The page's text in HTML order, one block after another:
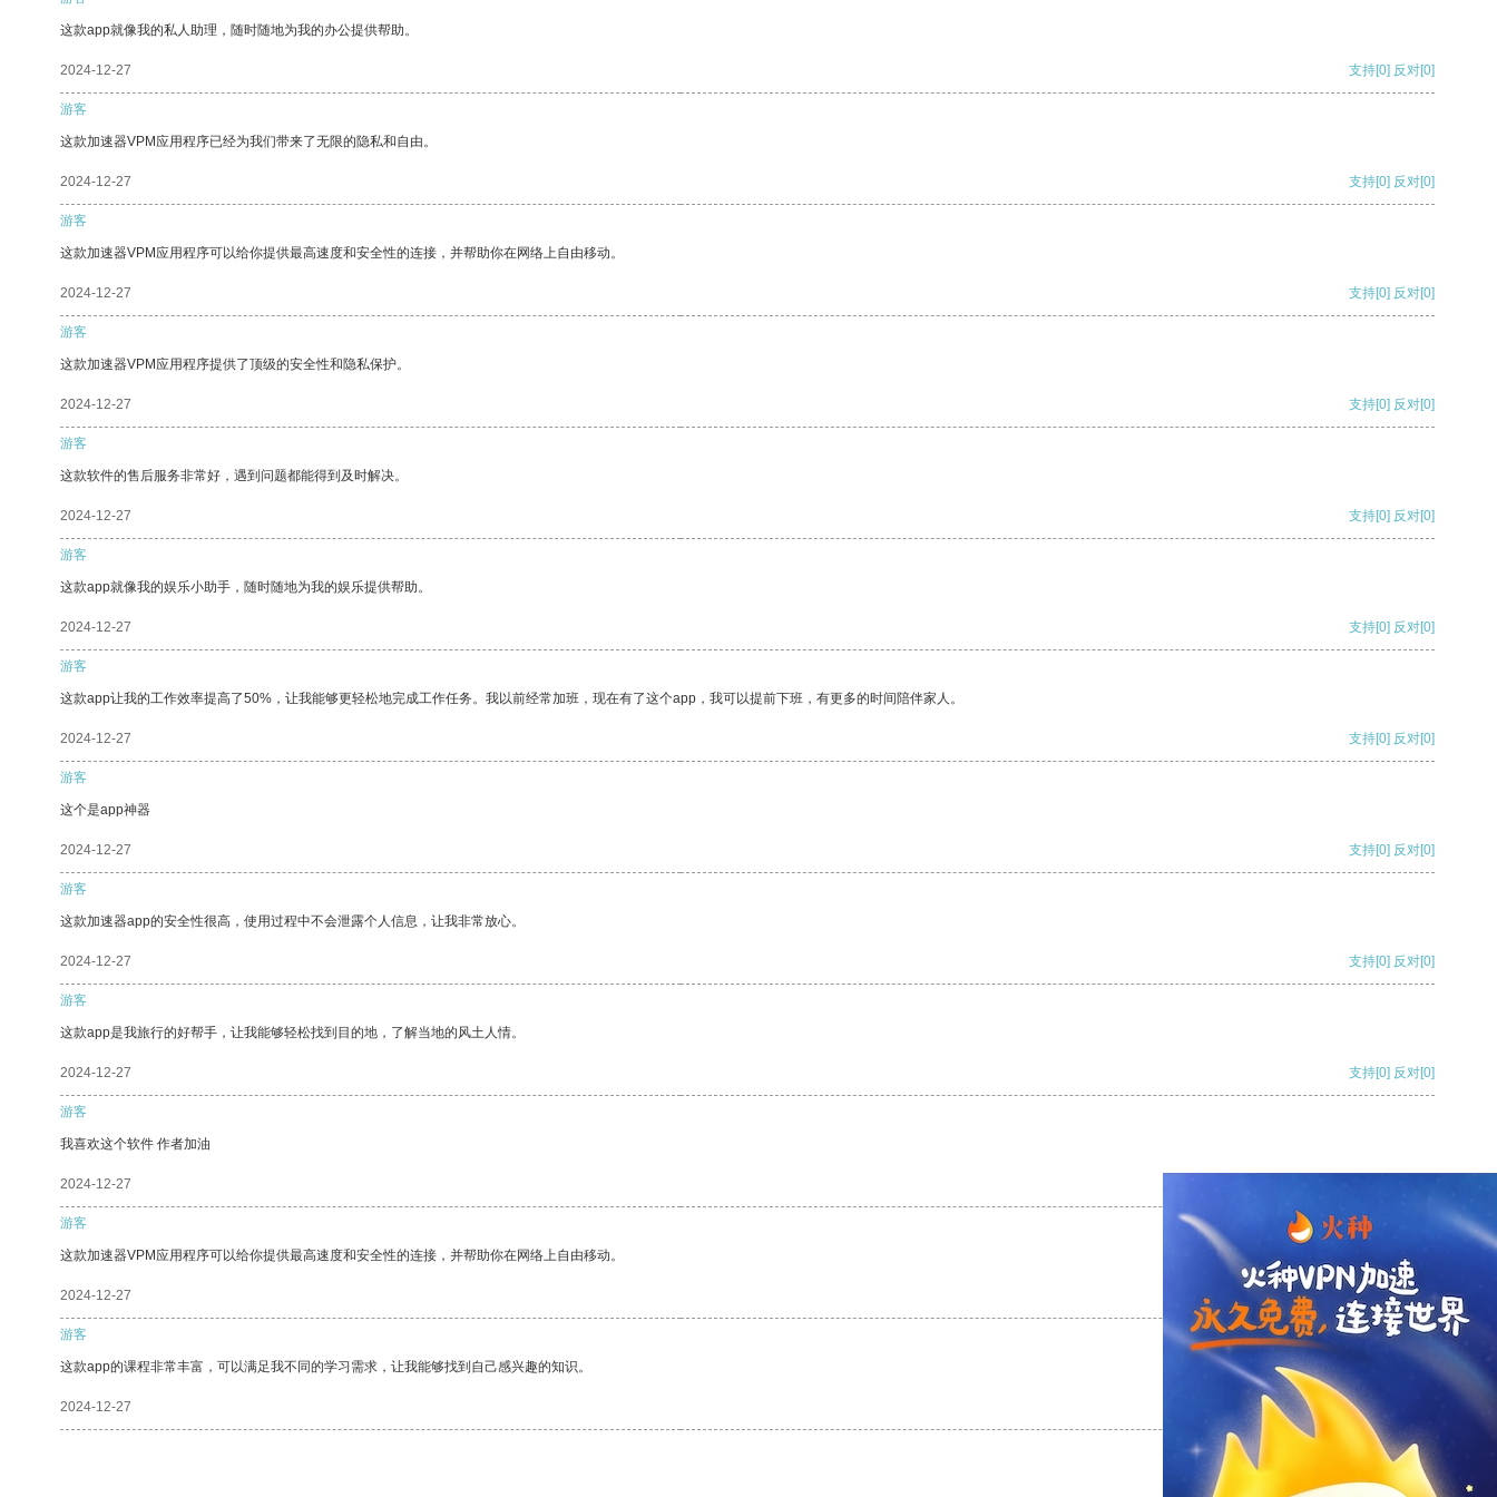
这款app就像我的私人助理，随时随地为我的办公提供帮助。
2024-12-27 支持[0] 反对[0]
游客
这款加速器VPM应用程序已经为我们带来了无限的隐私和自由。
2024-12-27 支持[0] 反对[0]
游客
这款加速器VPM应用程序可以给你提供最高速度和安全性的连接，并帮助你在网络上自由移动。
2024-12-27 支持[0] 反对[0]
游客
这款加速器VPM应用程序提供了顶级的安全性和隐私保护。
2024-12-27 支持[0] 反对[0]
游客
这款软件的售后服务非常好，遇到问题都能得到及时解决。
2024-12-27 支持[0] 反对[0]
游客
这款app就像我的娱乐小助手，随时随地为我的娱乐提供帮助。
2024-12-27 支持[0] 反对[0]
游客
这款app让我的工作效率提高了50%，让我能够更轻松地完成工作任务。我以前经常加班，现在有了这个app，我可以提前下班，有更多的时间陪伴家人。
2024-12-27 支持[0] 反对[0]
游客
这个是app神器
2024-12-27 支持[0] 反对[0]
游客
这款加速器app的安全性很高，使用过程中不会泄露个人信息，让我非常放心。
2024-12-27 支持[0] 反对[0]
游客
这款app是我旅行的好帮手，让我能够轻松找到目的地，了解当地的风土人情。
2024-12-27 支持[0] 反对[0]
游客
我喜欢这个软件 作者加油
2024-12-27
游客
这款加速器VPM应用程序可以给你提供最高速度和安全性的连接，并帮助你在网络上自由移动。
2024-12-27 支持 [0] 反对 [0]
游客
这款app的课程非常丰富，可以满足我不同的学习需求，让我能够找到自己感兴趣的知识。
2024-12-27 支持